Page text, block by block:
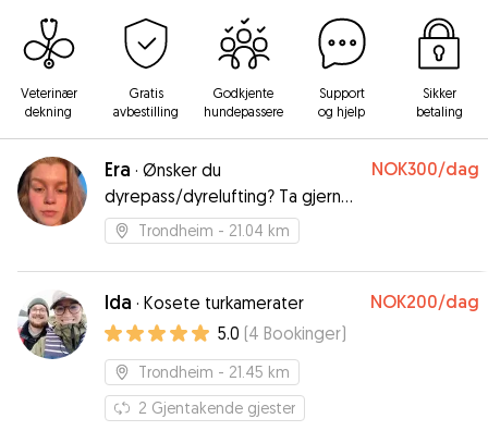
Veterinær
dekning
Gratis
avbestilling
Godkjente
hundepassere
Support
og hjelp
Sikker
betaling
Era · Ønsker du
dyrepass/dyrelufting? Ta gjerne
kontakt☺️
NOK300/dag
Trondheim - 21.04 km
Ida · Kosete turkamerater NOK200/dag
5.0 (4 Bookinger)
Trondheim - 21.45 km
2 Gjentakende gjester